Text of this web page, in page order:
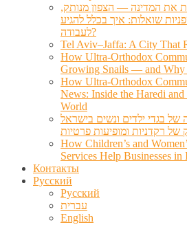
את המדינה — הצפון מנותק,
שואלות: איך בכלל להגיע
לעבודה?
Tel Aviv–Jaffa: A City That
How Ultra-Orthodox
Growing Snails — and Why
How Ultra-Orthodox
News: Inside the Haredi
World
בגדי ילדים ונשים בישראל
של רקדניות ומופיעות פרטיות
How Children’s and
Services Help Businesses in
Контакты
Русский
Русский
עברית
English